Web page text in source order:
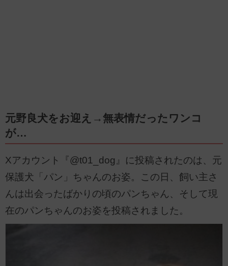
元野良犬をお迎え→無表情だったワンコ
が…
Xアカウント『@t01_dog』に投稿されたのは、元
保護犬「パン」ちゃんのお姿。この日、飼い主さ
んは出会ったばかりの頃のパンちゃん、そして現
在のパンちゃんのお姿を投稿されました。